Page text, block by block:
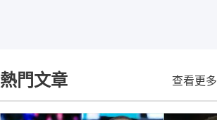
熱門文章 查看更多